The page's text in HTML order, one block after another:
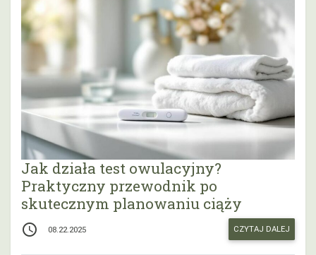
Jak działa test owulacyjny?
Praktyczny przewodnik po
skutecznym planowaniu ciąży
access_time 08.22.2025 CZYTAJ DALEJ